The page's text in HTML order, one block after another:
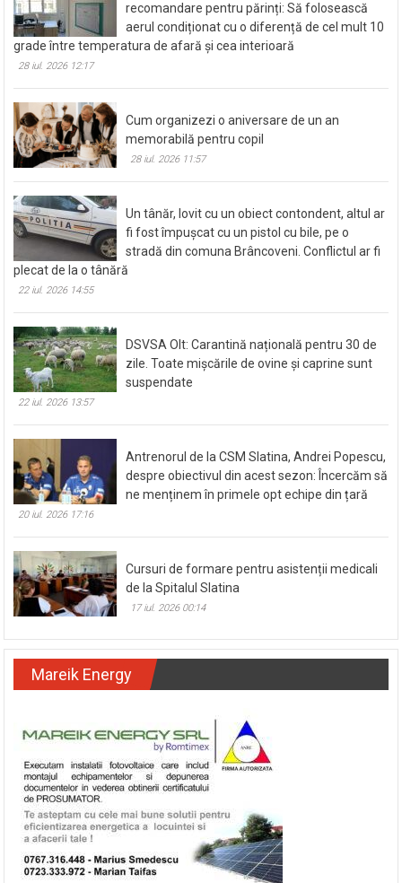
recomandare pentru părinți: Să folosească
aerul condiționat cu o diferență de cel mult 10
grade între temperatura de afară și cea interioară
28 iul. 2026 12:17
Cum organizezi o aniversare de un an
memorabilă pentru copil
28 iul. 2026 11:57
Un tânăr, lovit cu un obiect contondent, altul ar
fi fost împușcat cu un pistol cu bile, pe o
stradă din comuna Brâncoveni. Conflictul ar fi
plecat de la o tânără
22 iul. 2026 14:55
DSVSA Olt: Carantină națională pentru 30 de
zile. Toate mișcările de ovine și caprine sunt
suspendate
22 iul. 2026 13:57
Antrenorul de la CSM Slatina, Andrei Popescu,
despre obiectivul din acest sezon: Încercăm să
ne menținem în primele opt echipe din țară
20 iul. 2026 17:16
Cursuri de formare pentru asistenții medicali
de la Spitalul Slatina
17 iul. 2026 00:14
Mareik Energy